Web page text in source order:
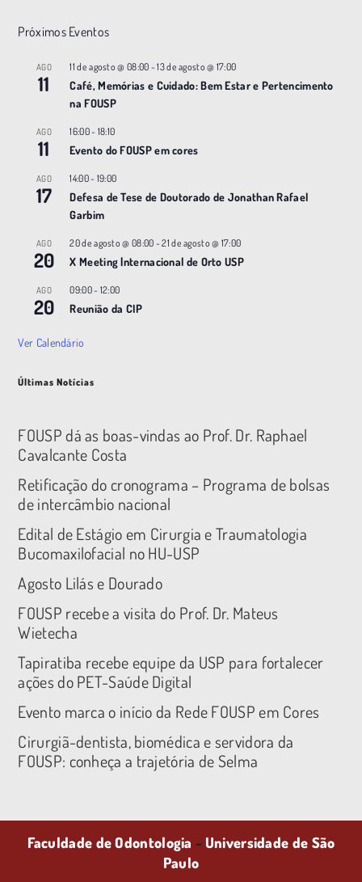
Próximos Eventos
AGO
11
11 de agosto @ 08:00 -13 de agosto @ 17:00
Café, Memórias e Cuidado: Bem Estar e Pertencimento
na FOUSP
AGO
11
16:00- 18:10
Evento do FOUSP em cores
AGO
17
14:00- 19:00
Defesa de Tese de Doutorado de Jonathan Rafael
Garbim
AGO
20
20 de agosto @ 08:00 -21 de agosto @ 17:00
X Meeting |nternacional de Orto USP
AGO
20
09:00- 12:00
Reunião da CIP
Ver Calendário
Últimas Notícias
FOUSP dá as boas-vindas ao Prof. Dr. Raphael
Cavalcante Costa
Retificação do cronograma – Programa de bolsas
de intercâmbio nacional
Edital de Estágio em Cirurgia e Traumatologia
Bucomaxilofacial no HU-USP
Agosto Lilás e Dourado
FOUSP recebe a visita do Prof. Dr. Mateus
Wietecha
Tapiratiba recebe equipe da USP para fortalecer
ações do PET-Saúde Digital
Evento marca o início da Rede FOUSP em Cores
Cirurgiã-dentista, biomédica e servidora da
FOUSP: conheça a trajetória de Selma
Faculdade de Odontologia - Universidade de São
Paulo